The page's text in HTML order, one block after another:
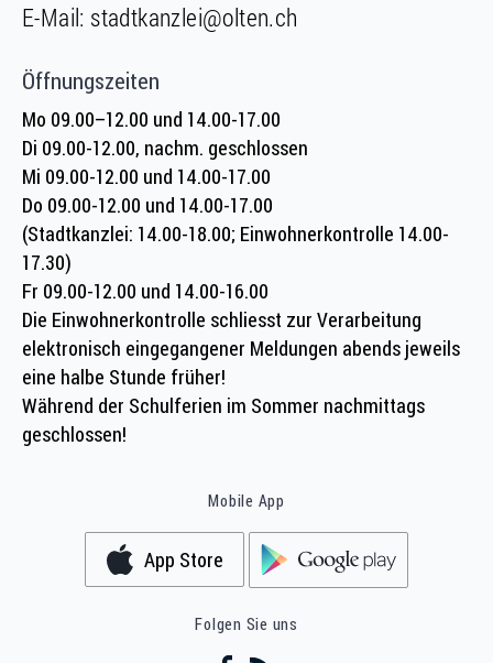
E-Mail: stadtkanzlei@olten.ch
Öffnungszeiten
Mo 09.00–12.00 und 14.00-17.00
Di 09.00-12.00, nachm. geschlossen
Mi 09.00-12.00 und 14.00-17.00
Do 09.00-12.00 und 14.00-17.00
(Stadtkanzlei: 14.00-18.00; Einwohnerkontrolle 14.00-
17.30)
Fr 09.00-12.00 und 14.00-16.00
Die Einwohnerkontrolle schliesst zur Verarbeitung
elektronisch eingegangener Meldungen abends jeweils
eine halbe Stunde früher!
Während der Schulferien im Sommer nachmittags
geschlossen!
Mobile App
App Store
Folgen Sie uns